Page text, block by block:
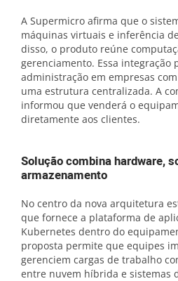
A Supermicro afirma que o
máquinas virtuais e inferência
disso, o produto reúne
gerenciamento. Essa integração
administração em empresas
uma estrutura centralizada. A
informou que venderá o
diretamente aos clientes.
Solução combina hardware,
armazenamento
No centro da nova arquitetura
que fornece a plataforma de
Kubernetes dentro do
proposta permite que equipes
gerenciem cargas de trabalho
entre nuvem híbrida e sistemas